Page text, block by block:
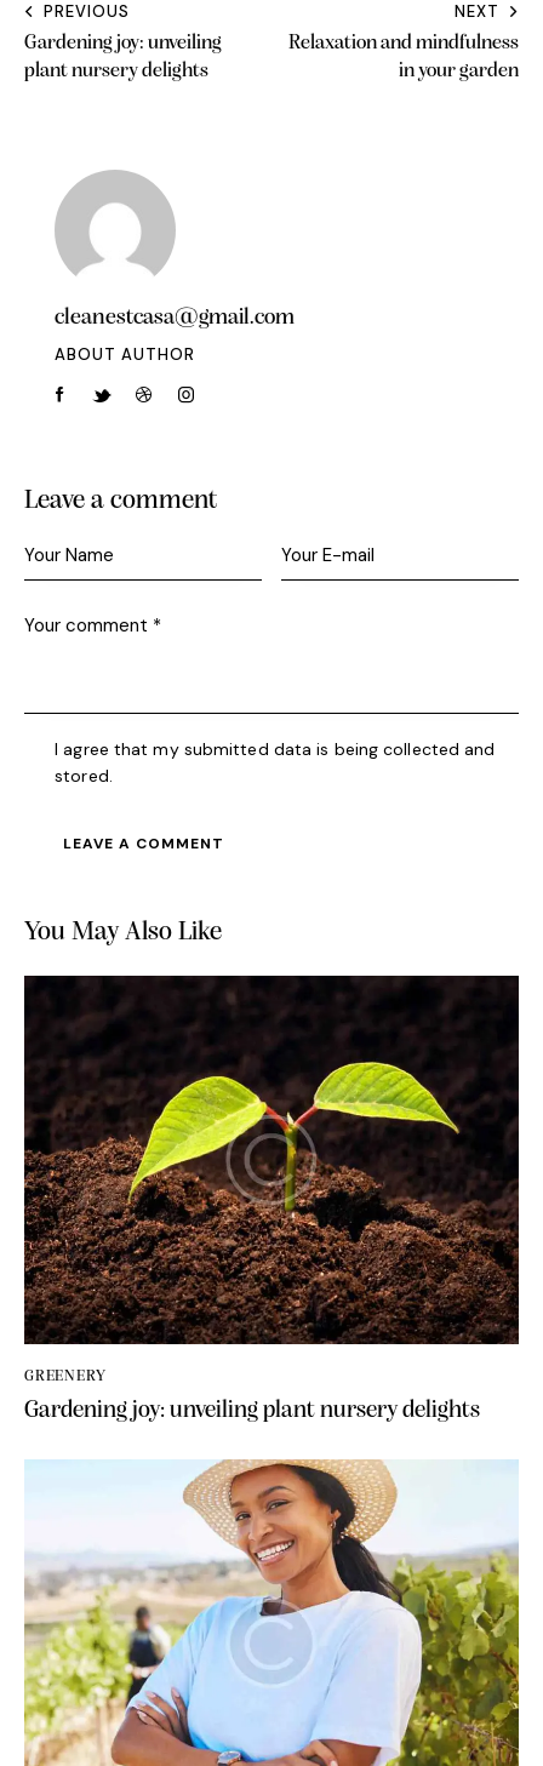
Post
navigation
PREVIOUS
Gardening joy: unveiling
plant nursery delights
NEXT
Relaxation and mindfulness
in your garden
cleanestcasa@gmail.com
ABOUT AUTHOR
Leave a comment
I agree that my submitted data is being collected and
stored.
You May Also Like
GREENERY
Gardening joy: unveiling plant nursery delights